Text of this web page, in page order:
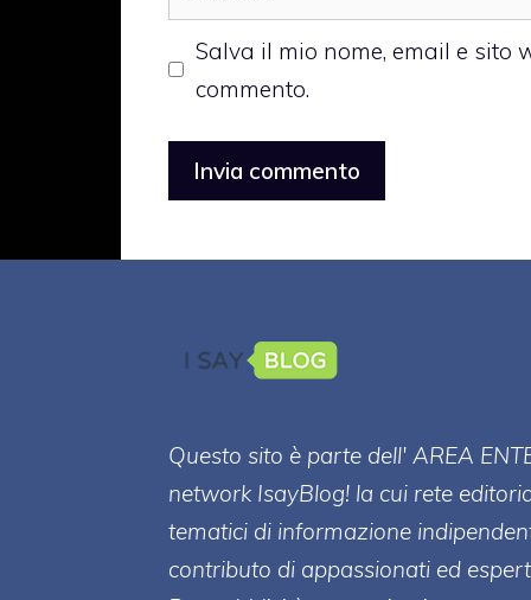
web
Salva il mio nome, email e sito
commento.
Questo sito è parte dell' AREA
network IsayBlog! la cui rete
tematici di informazione
contributo di appassionati ed